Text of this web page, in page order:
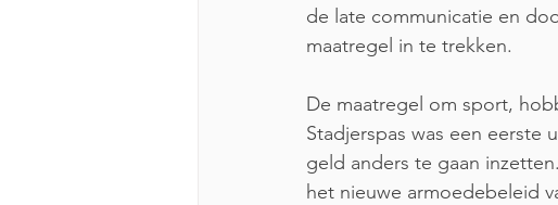
de late communicatie en
maatregel in te trekken.
De maatregel om sport,
Stadjerspas was een eerste
geld anders te gaan
het nieuwe armoedebeleid